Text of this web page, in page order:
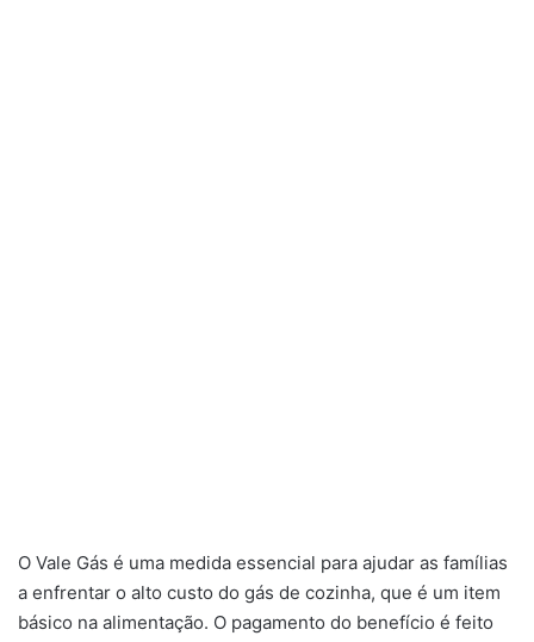
O Vale Gás é uma medida essencial para ajudar as famílias
a enfrentar o alto custo do gás de cozinha, que é um item
básico na alimentação. O pagamento do benefício é feito